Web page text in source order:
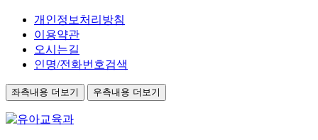
개인정보처리방침
이용약관
오시는길
인명/전화번호검색
좌측내용 더보기 우측내용 더보기